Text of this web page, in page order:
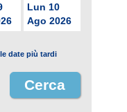
Lun 10
Ago 2026
date più tardi